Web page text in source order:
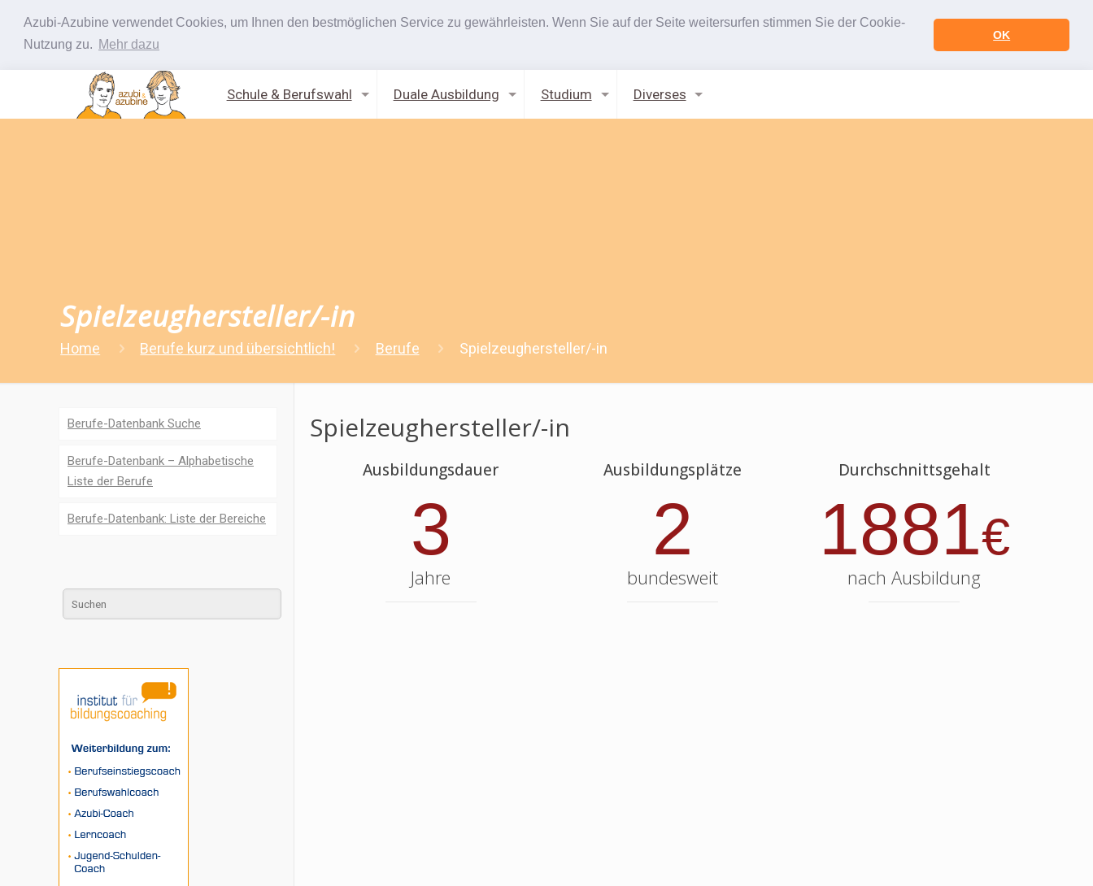
Azubi-Azubine verwendet Cookies, um Ihnen den bestmöglichen Service zu gewährleisten. Wenn Sie auf der Seite weitersurfen stimmen Sie der Cookie-
Nutzung zu. Mehr dazu
OK
Schule & Berufswahl Duale Ausbildung Studium Diverses
Spielzeughersteller/-in
Home Berufe kurz und übersichtlich! Berufe Spielzeughersteller/-in
Spielzeughersteller/-in
Ausbildungsdauer
3
Jahre
Ausbildungsplätze
2
bundesweit
Durchschnittsgehalt
1881€
nach Ausbildung
Berufe-Datenbank Suche
Berufe-Datenbank – Alphabetische
Liste der Berufe
Berufe-Datenbank: Liste der Bereiche